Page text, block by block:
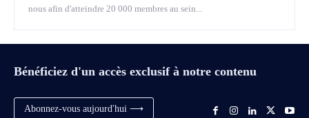
nous afin d'atteindre 20 000 membres au sein...
Bénéficiez d'un accès exclusif à notre contenu
Abonnez-vous aujourd'hui ⟶